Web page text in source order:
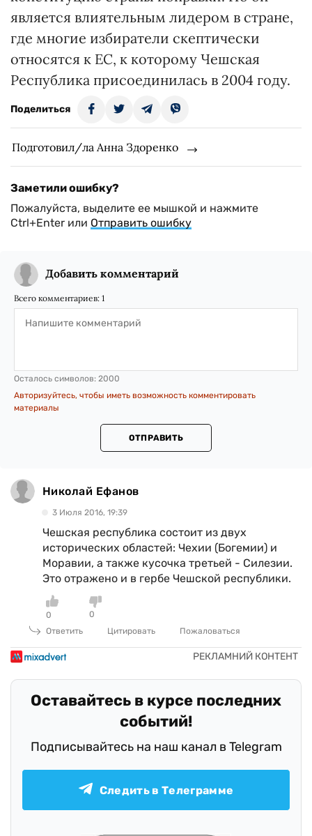
является влиятельным лидером в стране,
где многие избиратели скептически
относятся к ЕС, к которому Чешская
Республика присоединилась в 2004 году.
Поделиться
Подготовил/ла Анна Здоренко
Заметили ошибку?
Пожалуйста, выделите ее мышкой и нажмите
Ctrl+Enter или Отправить ошибку
Добавить комментарий
Всего комментариев: 1
Осталось символов: 2000
Авторизуйтесь, чтобы иметь возможность комментировать
материалы
ОТПРАВИТЬ
Николай Ефанов
3 Июля 2016, 19:39
Чешская республика состоит из двух
исторических областей: Чехии (Богемии) и
Моравии, а также кусочка третьей - Силезии.
Это отражено и в гербе Чешской республики.
0
0
Ответить
Цитировать Пожаловаться
Оставайтесь в курсе последних
событий!
Подписывайтесь на наш канал в Telegram
Следить в Телеграмме